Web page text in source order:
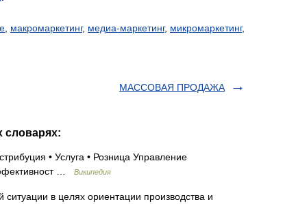
макромаркетинг, медиа-маркетинг, микромаркетинг,
МАССОВАЯ ПРОДАЖА
словарях:
• Услуга • Розница Управление
…
Википедия
в целях ориентации производства и